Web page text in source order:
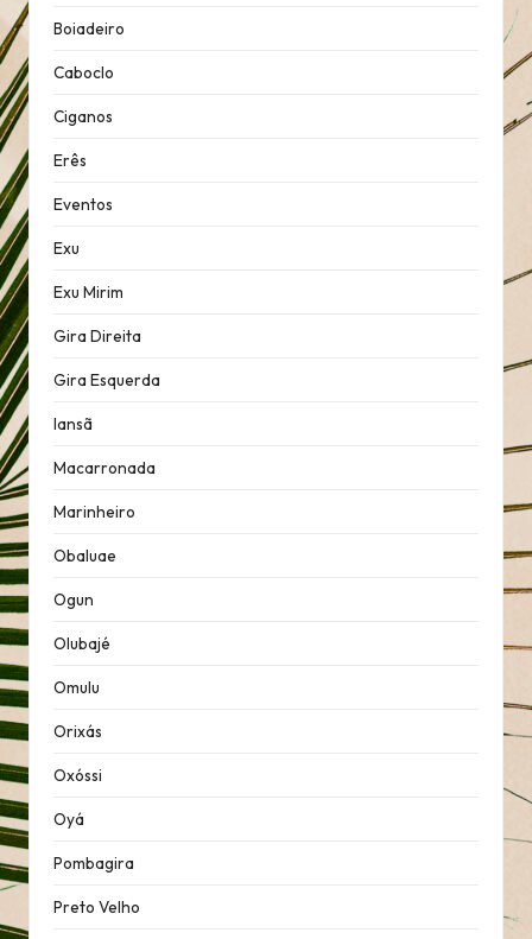
Boiadeiro
Caboclo
Ciganos
Erês
Eventos
Exu
Exu Mirim
Gira Direita
Gira Esquerda
Iansã
Macarronada
Marinheiro
Obaluae
Ogun
Olubajé
Omulu
Orixás
Oxóssi
Oyá
Pombagira
Preto Velho